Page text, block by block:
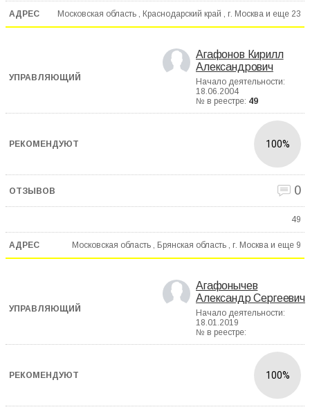
Московская область , Краснодарский край , г. Москва и еще 23
Агафонов Кирилл
Александрович
Начало деятельности:
18.06.2004
№ в реестре: 49
100%
0
49
Московская область , Брянская область , г. Москва и еще 9
Агафонычев
Александр Сергеевич
Начало деятельности:
18.01.2019
№ в реестре:
100%